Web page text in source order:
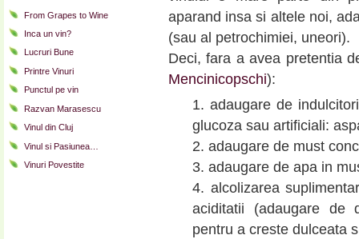
From Grapes to Wine
Inca un vin?
Lucruri Bune
Printre Vinuri
Punctul pe vin
Razvan Marasescu
Vinul din Cluj
Vinul si Pasiunea…
Vinuri Povestite
aparand insa si altele noi,
(sau al petrochimiei, uneori).
Deci, fara a avea pretentia
Mencinicopschi):
1. adaugare de
glucoza sau artificiali:
2. adaugare de must
3. adaugare de apa in
4. alcolizarea
aciditatii (adaugare de
pentru a creste dulceata